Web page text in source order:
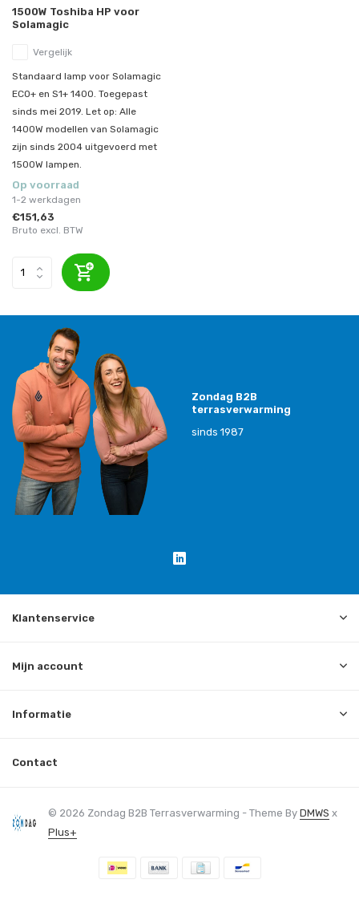
1500W Toshiba HP voor
Solamagic
Vergelijk
Standaard lamp voor Solamagic
ECO+ en S1+ 1400. Toegepast
sinds mei 2019. Let op: Alle
1400W modellen van Solamagic
zijn sinds 2004 uitgevoerd met
1500W lampen.
Op voorraad
1-2 werkdagen
€151,63
Bruto excl. BTW
Zondag B2B
terrasverwarming
sinds 1987
Klantenservice
Mijn account
Informatie
Contact
© 2026 Zondag B2B Terrasverwarming - Theme By DMWS x
Plus+